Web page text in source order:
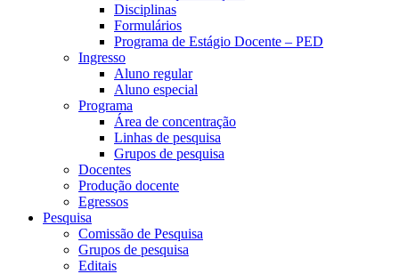
Disciplinas
Formulários
Programa de Estágio Docente – PED
Ingresso
Aluno regular
Aluno especial
Programa
Área de concentração
Linhas de pesquisa
Grupos de pesquisa
Docentes
Produção docente
Egressos
Pesquisa
Comissão de Pesquisa
Grupos de pesquisa
Editais